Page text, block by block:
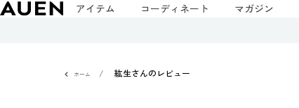
アイテム コーディネート マガジン
ホーム 紘生さんのレビュー